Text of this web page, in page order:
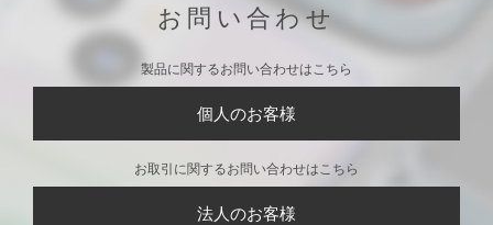
お問い合わせ
製品に関するお問い合わせはこちら
個人のお客様
お取引に関するお問い合わせはこちら
法人のお客様